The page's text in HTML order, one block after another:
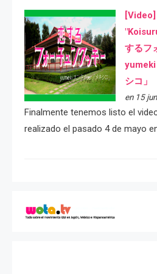
するフ
yumeki
シコ」
en 15
Finalmente tenemos listo el
realizado el pasado 4 de mayo